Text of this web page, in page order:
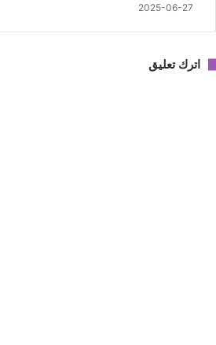
2025-06-27
اترك تعليق